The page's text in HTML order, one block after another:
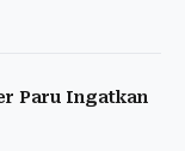
Paru Ingatkan